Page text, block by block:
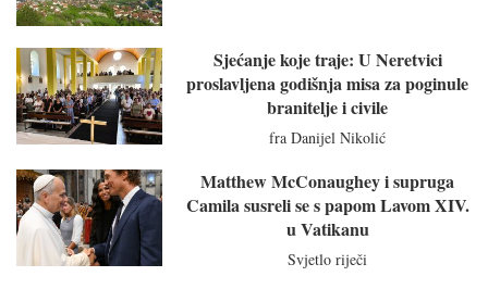
Sjećanje koje traje: U Neretvici
proslavljena godišnja misa za poginule
branitelje i civile
fra Danijel Nikolić
Matthew McConaughey i supruga
Camila susreli se s papom Lavom XIV.
u Vatikanu
Svjetlo riječi